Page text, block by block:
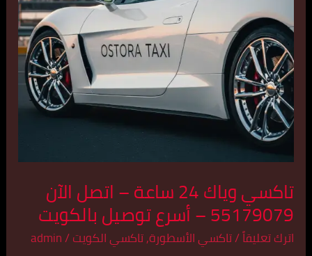
تاكسي وياك 24 ساعة – اتصل الآن
55179079 – أسرع توصيل بالكويت
اترك تعليقاً/تاكسي الأسطورة,تاكسي الكويت/
admin
الآن
55179079
–
أسرع
توصيل
بالكويت